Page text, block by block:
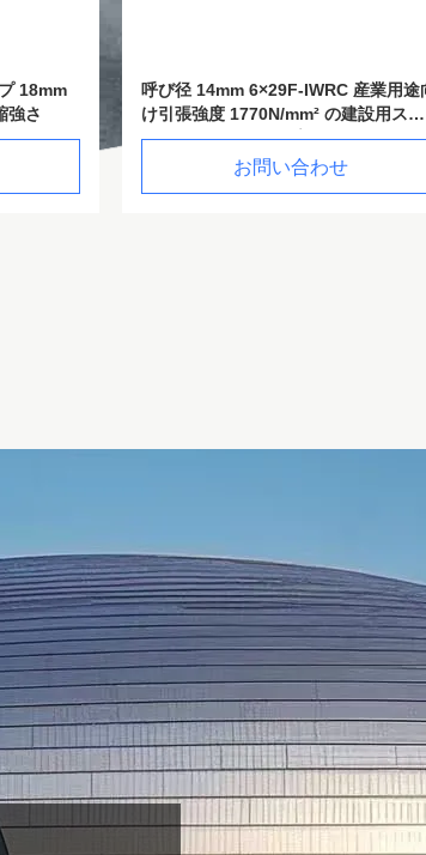
6×29F-IWRC 産業用途向
度 1770N/mm² の建設用スチ
ヤー ロープ
6×29F-IWRC
ロープ、引張強
げおよび吊り上
ーター産業における長期的パー